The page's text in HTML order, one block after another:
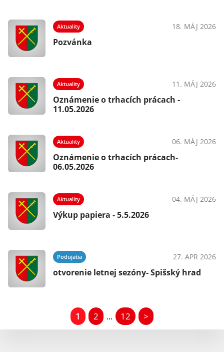
Aktuality 18. MÁJ 2026
Pozvánka
Aktuality 11. MÁJ 2026
Oznámenie o trhacích prácach -
11.05.2026
Aktuality 06. MÁJ 2026
Oznámenie o trhacích prácach-
06.05.2026
Aktuality 04. MÁJ 2026
Výkup papiera - 5.5.2026
Podujatia 27. APR 2026
otvorenie letnej sezóny- Spišský hrad
1 2 ... 12 >